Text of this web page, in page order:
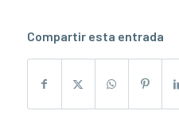
Compartir esta entrada